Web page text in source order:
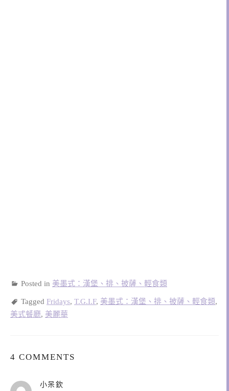
Posted in 美墨式：漢堡、排、披薩、輕食類
Tagged Fridays, T.G.I.F, 美墨式：漢堡、排、披薩、輕食類,
美式餐廳, 美麗華
4 COMMENTS
小呆欽